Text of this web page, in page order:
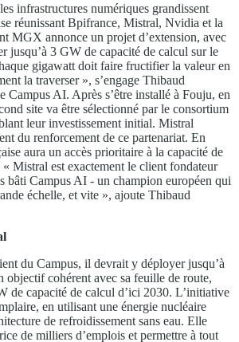
infrastructures numériques grandissent
réunissant Bpifrance, Mistral, Nvidia et la
MGX annonce un projet d’extension, avec
jusqu’à 3 GW de capacité de calcul sur le
gigawatt doit faire fructifier la valeur en
la traverser », s’engage Thibaud
Campus AI. Après s’être installé à Fouju, en
site va être sélectionné par le consortium
leur investissement initial. Mistral
du renforcement de ce partenariat. En
aura un accès prioritaire à la capacité de
Mistral est exactement le client fondateur
bâti Campus AI - un champion européen qui
échelle, et vite », ajoute Thibaud
du Campus, il devrait y déployer jusqu’à
cohérent avec sa feuille de route,
de capacité de calcul d’ici 2030. L’initiative
en utilisant une énergie nucléaire
de refroidissement sans eau. Elle
de milliers d’emplois et permettre à tout